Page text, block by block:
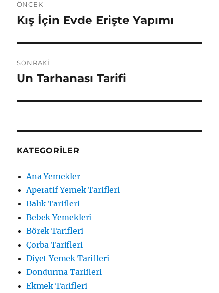
gezinmesi
ÖNCEKI
Önceki
Kış İçin Evde Erişte Yapımı
SONRAKI
Sonraki
Un Tarhanası Tarifi
KATEGORILER
Ana Yemekler
Aperatif Yemek Tarifleri
Balık Tarifleri
Bebek Yemekleri
Börek Tarifleri
Çorba Tarifleri
Diyet Yemek Tarifleri
Dondurma Tarifleri
Ekmek Tarifleri